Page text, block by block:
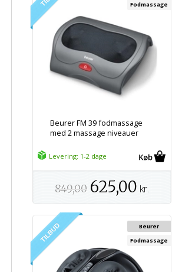
Beurer FM 39 fodmassage
med 2 massage niveauer
Fodmassage
Levering: 1-2 dage
849,00 625,00 kr.
Beurer
Fodmassage